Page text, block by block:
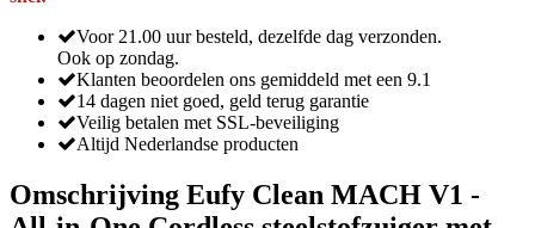
Voor 21.00 uur besteld, dezelfde dag verzonden.
Ook op zondag.
Klanten beoordelen ons gemiddeld met een 9.1
14 dagen niet goed, geld terug garantie
Veilig betalen met SSL-beveiliging
Altijd Nederlandse producten
Omschrijving Eufy Clean MACH V1 -